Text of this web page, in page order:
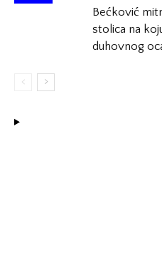
Bećković
stolica na
duhovnog